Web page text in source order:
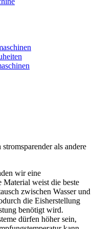
als andere
wir eine
Material weist die beste
zwischen Wasser und
die Eisherstellung
benötigt wird.
dürfen höher sein,